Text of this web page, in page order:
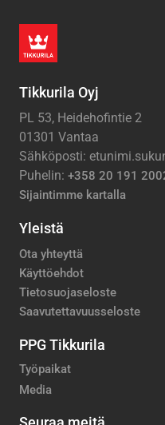
Tikkurila Oyj
PL 53, Heidehofintie 2
01301 Vantaa
Sähköposti:
Puhelin: +358 20 191
Sijaintimme kartalla
Yleistä
Ota yhteyttä
Käyttöehdot
Tietosuojaseloste
Saavutettavuusseloste
PPG Tikkurila
Työpaikat
Media